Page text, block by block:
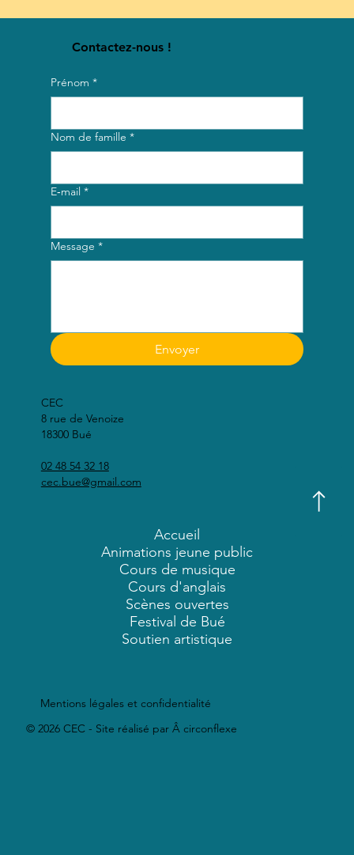
Contactez-nous !
Prénom *
Nom de famille *
E‑mail *
Message *
Envoyer
CEC
8 rue de Venoize
18300 Bué
02 48 54 32 18
cec.bue@gmail.com
Accueil
Animations jeune public
Cours de musique
Cours d'anglais
Scènes ouvertes
Festival de Bué
Soutien artistique
Mentions légales et confidentialité
© 2026 CEC - Site réalisé par Â circonflexe